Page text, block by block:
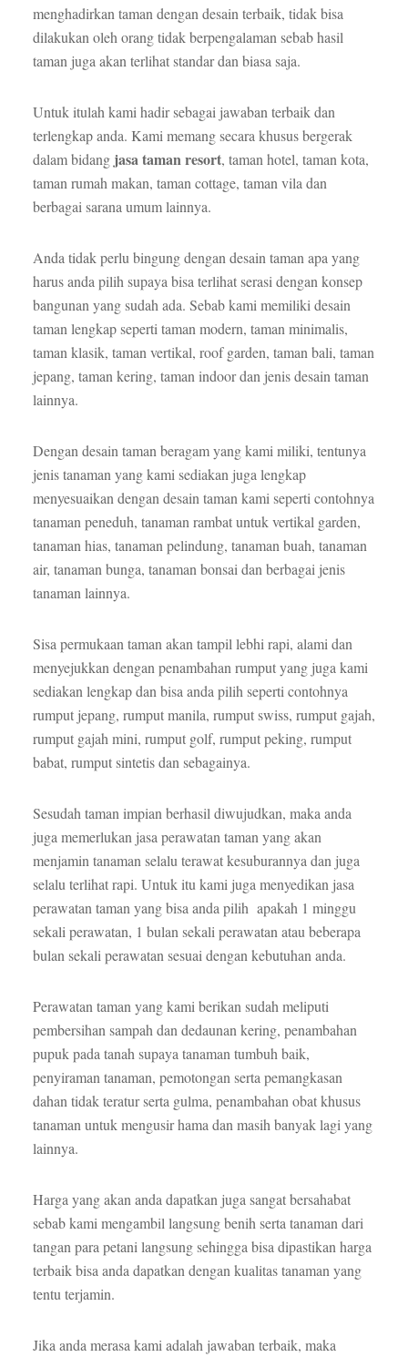
menghadirkan taman dengan desain terbaik, tidak bisa
dilakukan oleh orang tidak berpengalaman sebab hasil
taman juga akan terlihat standar dan biasa saja.
Untuk itulah kami hadir sebagai jawaban terbaik dan
terlengkap anda. Kami memang secara khusus bergerak
dalam bidangjasa taman resort, taman hotel, taman kota,
taman rumah makan, taman cottage, taman vila dan
berbagai sarana umum lainnya.
Anda tidak perlu bingung dengan desain taman apa yang
harus anda pilih supaya bisa terlihat serasi dengan konsep
bangunan yang sudah ada. Sebab kami memiliki desain
taman lengkap seperti taman modern, taman minimalis,
taman klasik, taman vertikal, roof garden, taman bali, taman
jepang, taman kering, taman indoor dan jenis desain taman
lainnya.
Dengan desain taman beragam yang kami miliki, tentunya
jenis tanaman yang kami sediakan juga lengkap
menyesuaikan dengan desain taman kami seperti contohnya
tanaman peneduh, tanaman rambat untuk vertikal garden,
tanaman hias, tanaman pelindung, tanaman buah, tanaman
air, tanaman bunga, tanaman bonsai dan berbagai jenis
tanaman lainnya.
Sisa permukaan taman akan tampil lebhi rapi, alami dan
menyejukkan dengan penambahan rumput yang juga kami
sediakan lengkap dan bisa anda pilih seperti contohnya
rumput jepang, rumput manila, rumput swiss, rumput gajah,
rumput gajah mini, rumput golf, rumput peking, rumput
babat, rumput sintetis dan sebagainya.
Sesudah taman impian berhasil diwujudkan, maka anda
juga memerlukan jasa perawatan taman yang akan
menjamin tanaman selalu terawat kesuburannya dan juga
selalu terlihat rapi. Untuk itu kami juga menyedikan jasa
perawatan taman yang bisa anda pilih apakah 1 minggu
sekali perawatan, 1 bulan sekali perawatan atau beberapa
bulan sekali perawatan sesuai dengan kebutuhan anda.
Perawatan taman yang kami berikan sudah meliputi
pembersihan sampah dan dedaunan kering, penambahan
pupuk pada tanah supaya tanaman tumbuh baik,
penyiraman tanaman, pemotongan serta pemangkasan
dahan tidak teratur serta gulma, penambahan obat khusus
tanaman untuk mengusir hama dan masih banyak lagi yang
lainnya.
Harga yang akan anda dapatkan juga sangat bersahabat
sebab kami mengambil langsung benih serta tanaman dari
tangan para petani langsung sehingga bisa dipastikan harga
terbaik bisa anda dapatkan dengan kualitas tanaman yang
tentu terjamin.
Jika anda merasa kami adalah jawaban terbaik, maka